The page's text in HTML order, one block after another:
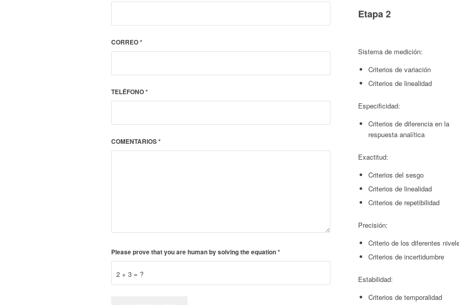
CORREO*
TELÉFONO*
COMENTARIOS*
2 + 3 = ?
Please prove that you are human by solving the equation*
Etapa 2
Sistema de medición:
Criterios de variación
Criterios de linealidad
Especificidad:
Criterios de diferencia en la
respuesta analítica
Exactitud:
Criterios del sesgo
Criterios de linealidad
Criterios de repetibilidad
Precisión:
Criterio de los diferentes
Criterios de incertidumbre
Estabilidad:
Criterios de temporalidad